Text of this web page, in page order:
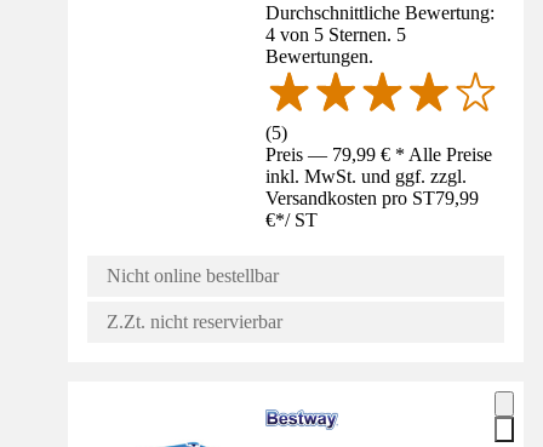
Durchschnittliche Bewertung:
4 von 5 Sternen. 5
Bewertungen.
(5)
Preis — 79,99 € * Alle Preise
inkl. MwSt. und ggf. zzgl.
Versandkosten pro ST79,99
€*/ ST
Nicht online bestellbar
Z.Zt. nicht reservierbar